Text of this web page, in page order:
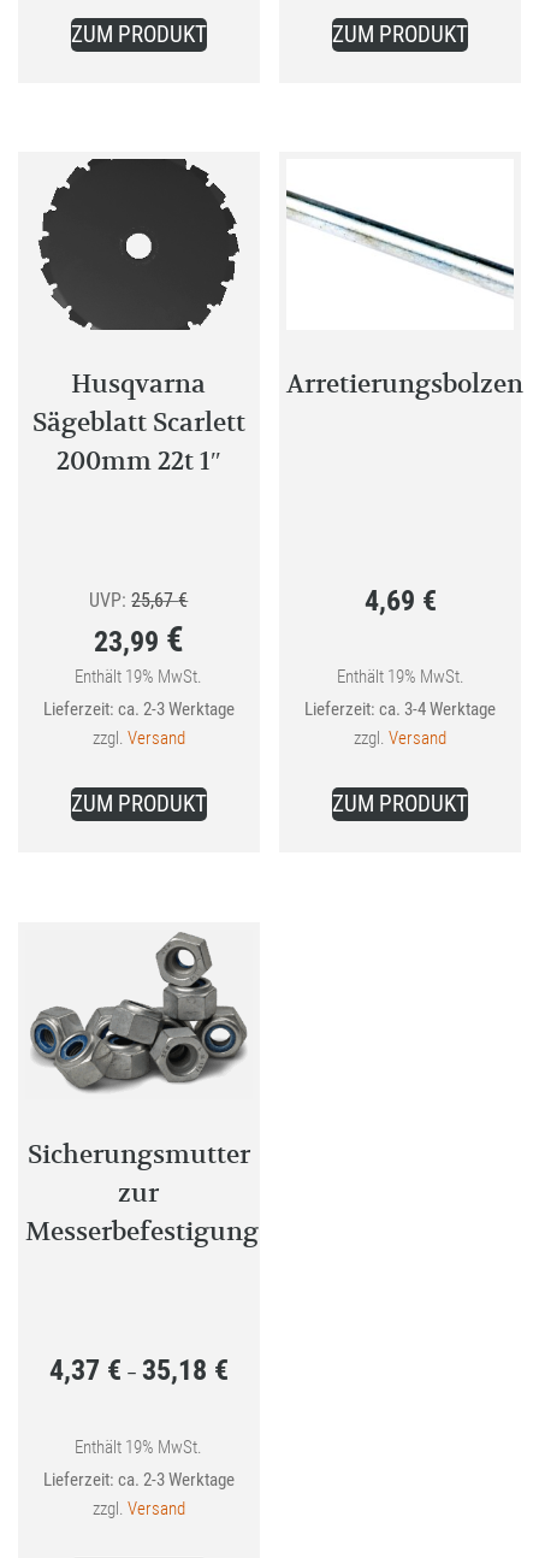
ZUM PRODUKTProdukt
auf.
Die
Optionen
können
auf
Produktseite
gewählt
werden
25,99 €.
ZUM PRODUKT
Husqvarna
Sägeblatt Scarlett
200mm 22t 1″
UVP: 25,67€Ursprünglicher
war:
25,67 €
23,99 €
Aktueller
Preis
23,99 €.
Enthält 19% MwSt.
Lieferzeit: ca. 2-3 Werktage
zzgl. Versand
ZUM PRODUKT
Arretierungsbolzen
4,69 €
Enthält 19% MwSt.
Lieferzeit: ca. 3-4 Werktage
zzgl.Versand
ZUM PRODUKT
Sicherungsmutter
zur
Messerbefestigung
4,37 € – 35,18 €Preisspanne:
35,18 €
Enthält 19% MwSt.
Lieferzeit: ca. 2-3 Werktage
zzgl. Versand